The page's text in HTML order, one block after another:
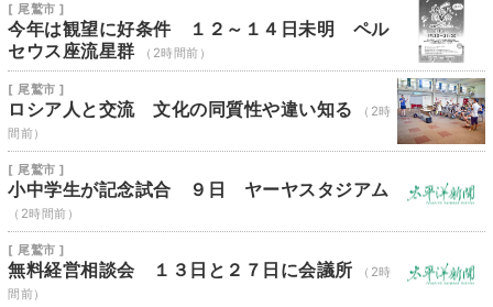
[ 尾鷲市 ]
今年は観望に好条件 １２～１４日未明 ペル
セウス座流星群
（2時間前）
[ 尾鷲市 ]
ロシア人と交流 文化の同質性や違い知る
（2時
間前）
[ 尾鷲市 ]
小中学生が記念試合 ９日 ヤーヤスタジアム
（2時間前）
[ 尾鷲市 ]
無料経営相談会 １３日と２７日に会議所
（2時
間前）